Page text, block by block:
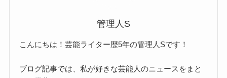
管理人S
こんにちは！芸能ライター歴5年の管理人Sです！
ブログ記事では、私が好きな芸能人のニュースをまと